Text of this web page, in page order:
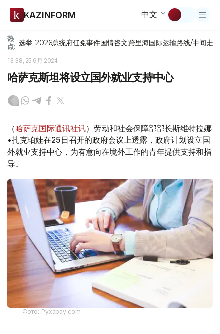
KAZINFORM 中文
热
点: 选举-2026总统府任免事件国情咨文跨里海国际运输路线/中间走廊
13:38, 25 6月 2024
哈萨克斯坦将设立国外就业支持中心
（哈萨克国际通讯社讯）劳动和社会保障部部长斯维特拉娜
•扎克珀娃在25日召开的政府会议上透露，政府计划设立国
外就业支持中心，为有意向在境外工作的青年提供支持和指
导。
Фото: Pyxabay.com